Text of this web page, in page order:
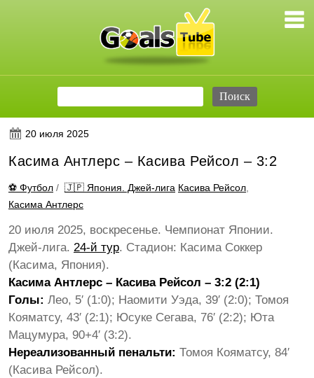
20 июля 2025
Касима Антлерс – Касива Рейсол – 3:2
⚽ Футбол / 🇯🇵 Япония. Джей-лига Касива Рейсол,
Касима Антлерс
20 июля 2025, воскресенье. Чемпионат Японии.
Джей-лига. 24-й тур. Стадион: Касима Соккер
(Касима, Япония).
Касима Антлерс – Касива Рейсол – 3:2 (2:1)
Голы: Лео, 5′ (1:0); Наомити Уэда, 39′ (2:0); Томоя
Кояматсу, 43′ (2:1); Юсуке Сегава, 76′ (2:2); Юта
Мацумура, 90+4′ (3:2).
Нереализованный пенальти: Томоя Кояматсу, 84′
(Касива Рейсол).